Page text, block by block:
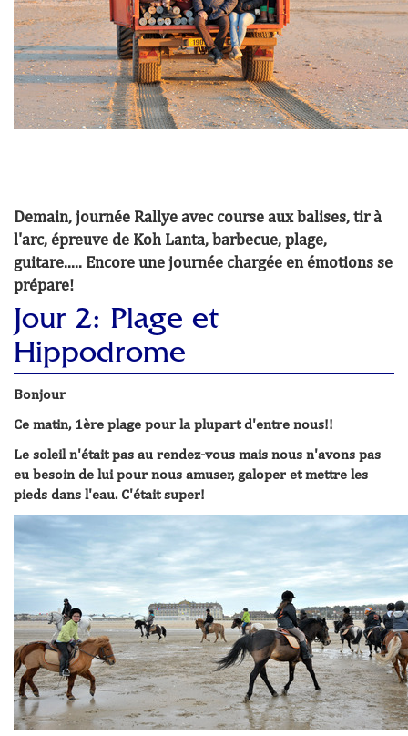
Demain, journée Rallye avec course aux balises, tir à
l'arc, épreuve de Koh Lanta, barbecue, plage,
guitare..... Encore une journée chargée en émotions se
prépare!
Jour 2: Plage et
Hippodrome
Bonjour
Ce matin, 1ère plage pour la plupart d'entre nous!!
Le soleil n'était pas au rendez-vous mais nous n'avons pas
eu besoin de lui pour nous amuser, galoper et mettre les
pieds dans l'eau. C'était super!